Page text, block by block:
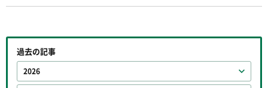
過去の記事
2026